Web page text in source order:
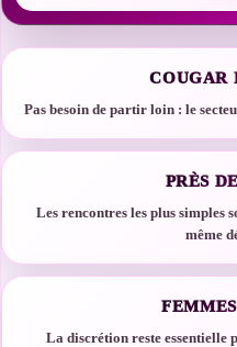
COUGAR
Pas besoin de partir loin : le
PRÈS
Les rencontres les plus simples
même
La discrétion reste essentielle